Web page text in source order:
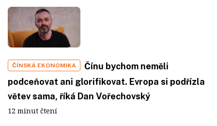
ČÍNSKÁ EKONOMIKA
Čínu bychom neměli
podceňovat ani glorifikovat. Evropa si podřízla
větev sama, říká Dan Vořechovský
12 minut čtení